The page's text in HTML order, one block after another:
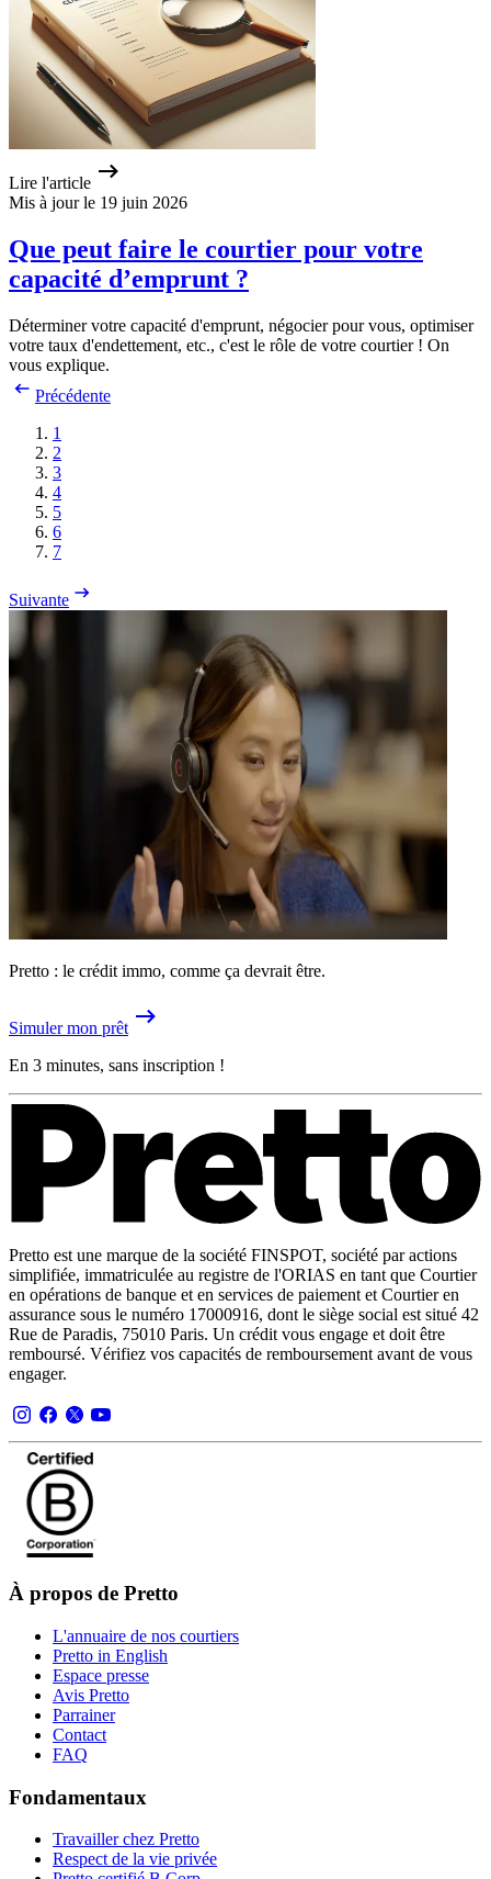
Lire l'article
Mis à jour le 19 juin 2026
Que peut faire le courtier pour votre
capacité d’emprunt ?
Déterminer votre capacité d'emprunt, négocier pour vous, optimiser
votre taux d'endettement, etc., c'est le rôle de votre courtier ! On
vous explique.
Précédente
1
2
3
4
5
6
7
Suivante
Pretto : le crédit immo, comme ça devrait être.
Simuler mon prêt
En 3 minutes, sans inscription !
Pretto est une marque de la société FINSPOT, société par actions
simplifiée, immatriculée au registre de l'ORIAS en tant que Courtier
en opérations de banque et en services de paiement et Courtier en
assurance sous le numéro 17000916, dont le siège social est situé 42
Rue de Paradis, 75010 Paris. Un crédit vous engage et doit être
remboursé. Vérifiez vos capacités de remboursement avant de vous
engager.
À propos de Pretto
L'annuaire de nos courtiers
Pretto in English
Espace presse
Avis Pretto
Parrainer
Contact
FAQ
Fondamentaux
Travailler chez Pretto
Respect de la vie privée